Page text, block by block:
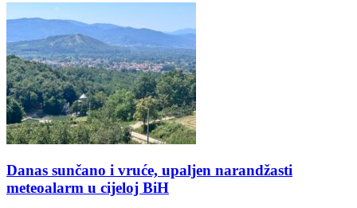
Danas sunčano i vruće, upaljen narandžasti
meteoalarm u cijeloj BiH